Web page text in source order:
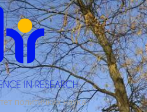
политичких наука.